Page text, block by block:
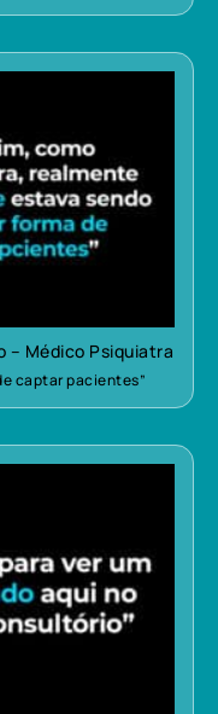
– Médico Psiquiatra
captar pacientes”